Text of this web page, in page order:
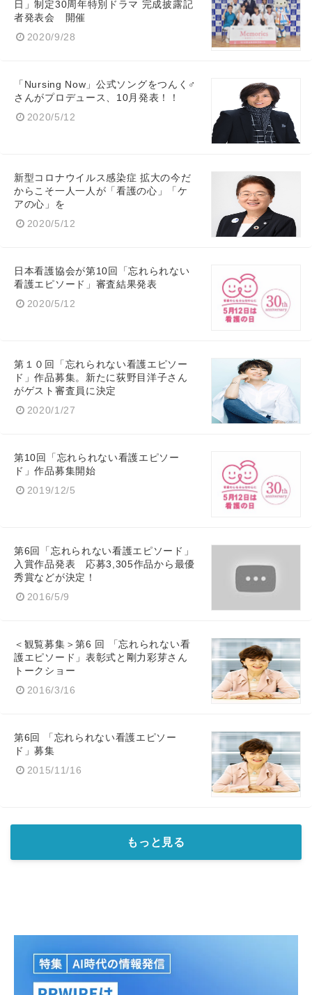
日」制定30周年特別ドラマ 完成披露記
者発表会 開催
2020/9/28
「Nursing Now」公式ソングをつんく♂
さんがプロデュース、10月発表！！
2020/5/12
新型コロナウイルス感染症 拡大の今だ
からこそ一人一人が「看護の心」「ケ
アの心」を
2020/5/12
日本看護協会が第10回「忘れられない
看護エピソード」審査結果発表
2020/5/12
第１０回「忘れられない看護エピソー
ド」作品募集。新たに荻野目洋子さん
がゲスト審査員に決定
2020/1/27
第10回「忘れられない看護エピソー
ド」作品募集開始
2019/12/5
第6回「忘れられない看護エピソード」
入賞作品発表 応募3,305作品から最優
秀賞などが決定！
2016/5/9
＜観覧募集＞第6 回 「忘れられない看
護エピソード」表彰式と剛力彩芽さん
トークショー
2016/3/16
第6回 「忘れられない看護エピソー
ド」募集
2015/11/16
もっと見る